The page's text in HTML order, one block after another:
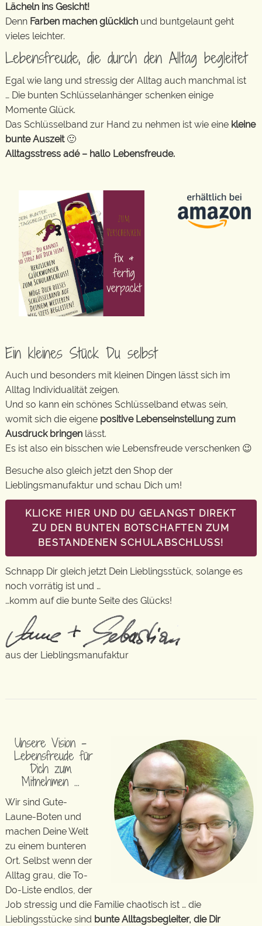
Lächeln ins Gesicht!
Denn Farben machen glücklich und buntgelaunt geht
vieles leichter.
Lebensfreude, die durch den Alltag begleitet
Egal wie lang und stressig der Alltag auch manchmal ist
… Die bunten Schlüsselanhänger schenken einige
Momente Glück.
Das Schlüsselband zur Hand zu nehmen ist wie eine kleine
bunte Auszeit🙂
Alltagsstress adé – hallo Lebensfreude.
Ein kleines Stück Du selbst
Auch und besonders mit kleinen Dingen lässt sich im
Alltag Individualität zeigen.
Und so kann ein schönes Schlüsselband etwas sein,
womit sich die eigene positive Lebenseinstellung zum
Ausdruck bringen lässt.
Es ist also ein bisschen wie Lebensfreude verschenken 😉
Besuche also gleich jetzt den Shop der
Lieblingsmanufaktur und schau Dich um!
KLICKE HIER UND DU GELANGST DIREKT
ZU DEN BUNTEN BOTSCHAFTEN ZUM
BESTANDENEN SCHULABSCHLUSS!
Schnapp Dir gleich jetzt Dein Lieblingsstück, solange es
noch vorrätig ist und …
…komm auf die bunte Seite des Glücks!
aus der Lieblingsmanufaktur
Unsere Vision –
Lebensfreude für
Dich zum
Mitnehmen …
Wir sind Gute-
Laune-Boten und
machen Deine Welt
zu einem bunteren
Ort. Selbst wenn der
Alltag grau, die To-
Do-Liste endlos, der
Job stressig und die Familie chaotisch ist … die
Lieblingsstücke sind bunte Alltagsbegleiter, die Dir